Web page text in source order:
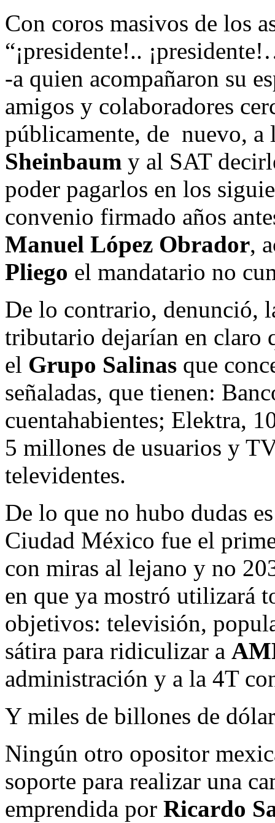
Con coros masivos de los
“¡presidente!..
-a quien acompañaron su
amigos y colaboradores
públicamente, de nuevo, a
Sheinbaum y al SAT
poder pagarlos en los
convenio firmado años
Manuel López Obrador,
Pliego el mandatario no
De lo contrario, denunció,
tributario dejarían en claro
el Grupo Salinas que
señaladas, que tienen:
cuentahabientes; Elektra,
5 millones de usuarios y
televidentes.
De lo que no hubo dudas
Ciudad México fue el
con miras al lejano y no
en que ya mostró utilizará
objetivos: televisión,
sátira para ridiculizar a
administración y a la 4T
Y miles de billones de
Ningún otro opositor
soporte para realizar una
emprendida por Ricardo